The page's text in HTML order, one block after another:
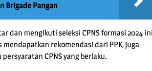
Brigade Pangan
dan mengikuti seleksi CPNS formasi 2024
rekomendasi dari PPK, juga
CPNS yang berlaku.